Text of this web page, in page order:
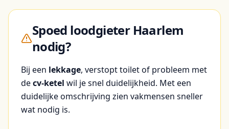
Spoed loodgieter Haarlem
nodig?
Bij een lekkage, verstopt toilet of probleem met
decv-ketel wil je snel duidelijkheid. Met een
duidelijke omschrijving zien vakmensen sneller
wat nodig is.